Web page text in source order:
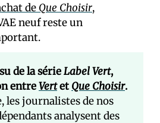
de Que Choisir,
neuf reste un
de la sérieLabel Vert,
entreVertet Que Choisir.
les journalistes de nos
analysent des